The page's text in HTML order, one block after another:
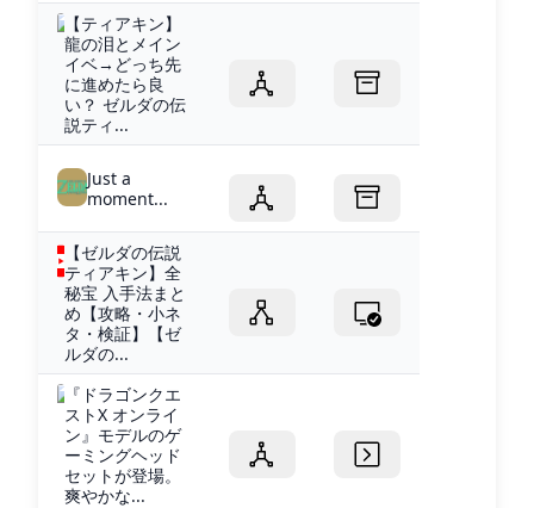
【ティアキン】
龍の泪とメイン
イベ→どっち先
に進めたら良
い？ ゼルダの伝
説ティ...
Just a
moment...
【ゼルダの伝説
ティアキン】全
秘宝 入手法まと
め【攻略・小ネ
タ・検証】【ゼ
ルダの...
『ドラゴンクエ
ストX オンライ
ン』モデルのゲ
ーミングヘッド
セットが登場。
爽やかな...